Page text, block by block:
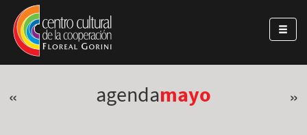
Pasar al contenido principal
Jump to main content
« agendamayo »